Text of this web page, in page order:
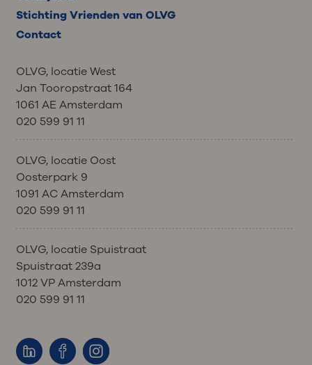
Stichting Vrienden van OLVG
Contact
OLVG, locatie West
Jan Tooropstraat 164
1061 AE Amsterdam
020 599 91 11
OLVG, locatie Oost
Oosterpark 9
1091 AC Amsterdam
020 599 91 11
OLVG, locatie Spuistraat
Spuistraat 239a
1012 VP Amsterdam
020 599 91 11